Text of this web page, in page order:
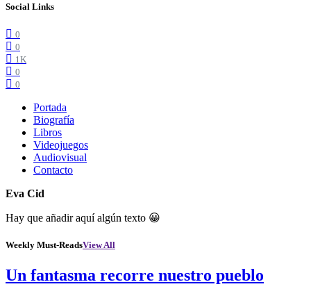
Social Links
0
0
1K
0
0
Portada
Biografía
Libros
Videojuegos
Audiovisual
Contacto
Eva Cid
Hay que añadir aquí algún texto 😀
Weekly Must-ReadsView All
Un fantasma recorre nuestro pueblo